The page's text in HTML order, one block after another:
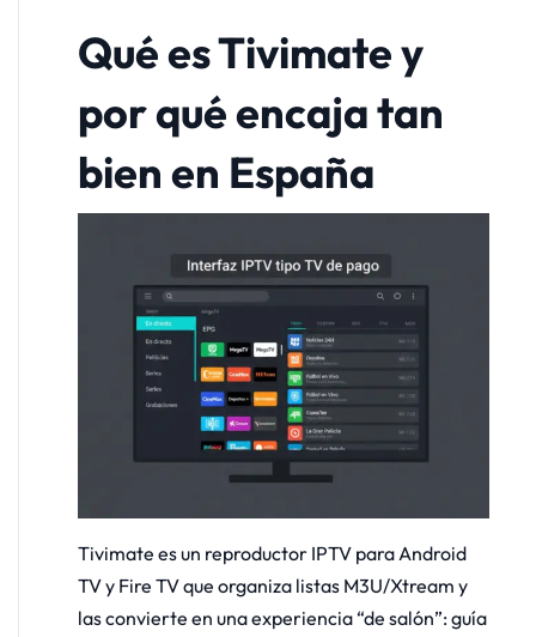
Qué es Tivimate y
por qué encaja tan
bien en España
Tivimate es un reproductor IPTV para Android
TV y Fire TV que organiza listas M3U/Xtream y
las convierte en una experiencia “de salón”: guía